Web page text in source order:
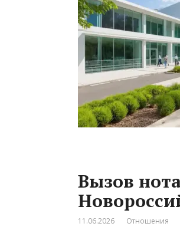
Вызов
11.06.2026 Отношения